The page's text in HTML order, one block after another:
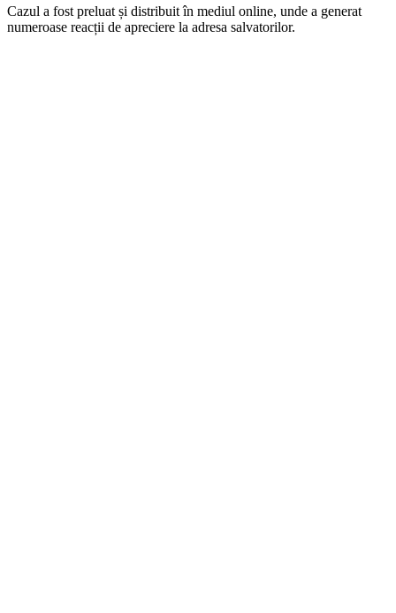
Cazul a fost preluat și distribuit în mediul online, unde a generat
numeroase reacții de apreciere la adresa salvatorilor.